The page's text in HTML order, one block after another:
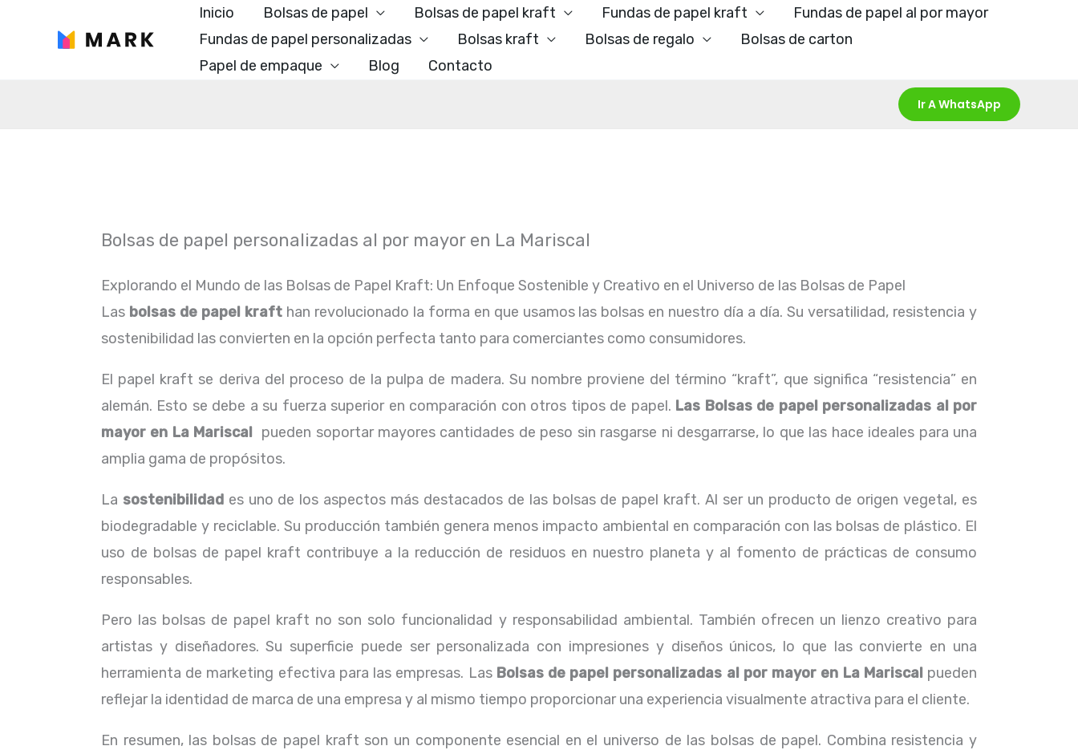
Inicio Bolsas de papel Bolsas de papel kraft Fundas de papel kraft
Fundas de papel al por mayor
Fundas de papel personalizadas
Bolsas kraft Bolsas de regalo
Bolsas de carton
Papel de empaque
Blog Contacto
Ir A WhatsApp
Bolsas de papel personalizadas al por mayor en La Mariscal
Explorando el Mundo de las Bolsas de Papel Kraft: Un Enfoque Sostenible y Creativo en el Universo de las Bolsas de Papel
Las bolsas de papel krafthan revolucionado la forma en que usamos las bolsas en nuestro día a día. Su versatilidad, resistencia y
sostenibilidad las convierten en la opción perfecta tanto para comerciantes como consumidores.
El papel kraft se deriva del proceso de la pulpa de madera. Su nombre proviene del término “kraft”, que significa “resistencia” en
alemán. Esto se debe a su fuerza superior en comparación con otros tipos de papel. Las Bolsas de papel personalizadas al por
mayor en La Mariscal pueden soportar mayores cantidades de peso sin rasgarse ni desgarrarse, lo que las hace ideales para una
amplia gama de propósitos.
La sostenibilidades uno de los aspectos más destacados de las bolsas de papel kraft. Al ser un producto de origen vegetal, es
biodegradable y reciclable. Su producción también genera menos impacto ambiental en comparación con las bolsas de plástico. El
uso de bolsas de papel kraft contribuye a la reducción de residuos en nuestro planeta y al fomento de prácticas de consumo
responsables.
Pero las bolsas de papel kraft no son solo funcionalidad y responsabilidad ambiental. También ofrecen un lienzo creativo para
artistas y diseñadores. Su superficie puede ser personalizada con impresiones y diseños únicos, lo que las convierte en una
herramienta de marketing efectiva para las empresas. Las Bolsas de papel personalizadas al por mayor en La Mariscal pueden
reflejar la identidad de marca de una empresa y al mismo tiempo proporcionar una experiencia visualmente atractiva para el cliente.
En resumen, las bolsas de papel kraft son un componente esencial en el universo de las bolsas de papel. Combina resistencia y